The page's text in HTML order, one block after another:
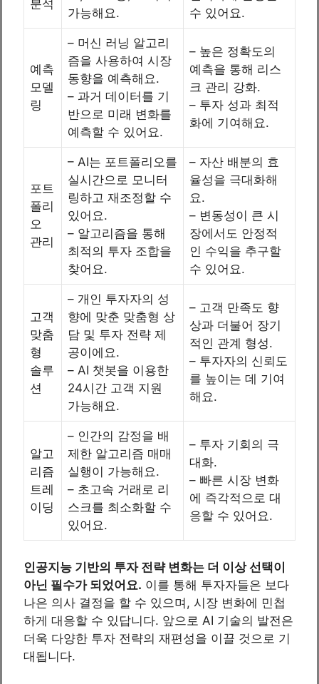
분석
가능해요.
수 있어요.
예측
모델
링
– 머신 러닝 알고리
즘을 사용하여 시장
동향을 예측해요.
– 과거 데이터를 기
반으로 미래 변화를
예측할 수 있어요.
– 높은 정확도의
예측을 통해 리스
크 관리 강화.
– 투자 성과 최적
화에 기여해요.
포트
폴리
오
관리
– AI는 포트폴리오를
실시간으로 모니터
링하고 재조정할 수
있어요.
– 알고리즘을 통해
최적의 투자 조합을
찾어요.
– 자산 배분의 효
율성을 극대화해
요.
– 변동성이 큰 시
장에서도 안정적
인 수익을 추구할
수 있어요.
고객
맞춤
형
솔루
션
– 개인 투자자의 성
향에 맞춘 맞춤형 상
담 및 투자 전략 제
공이에요.
– AI 챗봇을 이용한
24시간 고객 지원
가능해요.
– 고객 만족도 향
상과 더불어 장기
적인 관계 형성.
– 투자자의 신뢰도
를 높이는 데 기여
해요.
알고
리즘
트레
이딩
– 인간의 감정을 배
제한 알고리즘 매매
실행이 가능해요.
– 초고속 거래로 리
스크를 최소화할 수
있어요.
– 투자 기회의 극
대화.
– 빠른 시장 변화
에 즉각적으로 대
응할 수 있어요.
인공지능 기반의 투자 전략 변화는 더 이상 선택이
아닌 필수가 되었어요. 이를 통해 투자자들은 보다
나은 의사 결정을 할 수 있으며, 시장 변화에 민첩
하게 대응할 수 있답니다. 앞으로 AI 기술의 발전은
더욱 다양한 투자 전략의 재편성을 이끌 것으로 기
대됩니다.